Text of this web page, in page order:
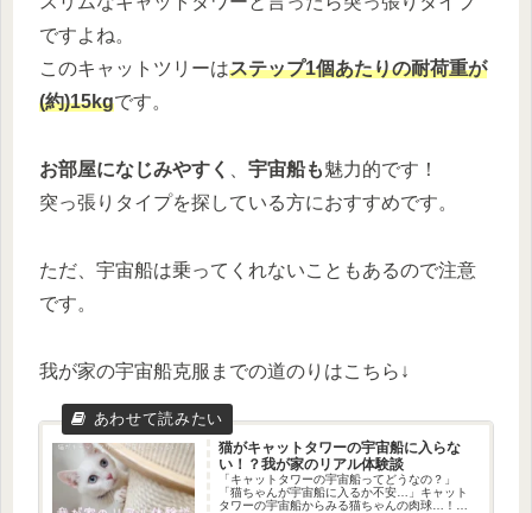
ですよね。
このキャットツリーはステップ1個あたりの耐荷重が
(約)15kgです。
お部屋になじみやすく 宇宙船も魅力的です！
突っ張りタイプを探している方におすすめです。
ただ、宇宙船は乗ってくれないこともあるので注意
です。
我が家の宇宙船克服までの道のりはこちら↓
猫がキャットタワーの宇宙船に入らな
い！？我が家のリアル体験談
「キャットタワーの宇宙船ってどうなの？」
「猫ちゃんが宇宙船に入るか不安…」キャット
タワーの宇宙船からみる猫ちゃんの肉球…！猫